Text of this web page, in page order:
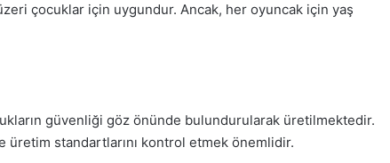
çocuklar için uygundur. Ancak, her oyuncak için yaş
güvenliği göz önünde bulundurularak üretilmektedir.
üretim standartlarını kontrol etmek önemlidir.